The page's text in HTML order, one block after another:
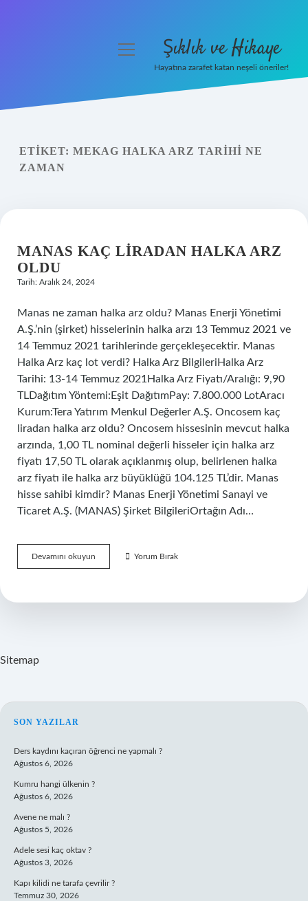
Yasal Uyarı
menüyü
Şıklık ve Hikaye
Hayatına zarafet katan neşeli öneriler!
ETIKET: MEKAG HALKA ARZ TARIHI NE
ZAMAN
MANAS KAÇ LIRADAN HALKA ARZ
OLDU
Tarih: Aralık 24, 2024
Manas ne zaman halka arz oldu? Manas Enerji Yönetimi
A.Ş.’nin (şirket) hisselerinin halka arzı 13 Temmuz 2021 ve
14 Temmuz 2021 tarihlerinde gerçekleşecektir. Manas
Halka Arz kaç lot verdi? Halka Arz BilgileriHalka Arz
Tarihi: 13-14 Temmuz 2021Halka Arz Fiyatı/Aralığı: 9,90
TLDağıtım Yöntemi:Eşit DağıtımPay: 7.800.000 LotAracı
Kurum:Tera Yatırım Menkul Değerler A.Ş. Oncosem kaç
liradan halka arz oldu? Oncosem hissesinin mevcut halka
arzında, 1,00 TL nominal değerli hisseler için halka arz
fiyatı 17,50 TL olarak açıklanmış olup, belirlenen halka
arz fiyatı ile halka arz büyüklüğü 104.125 TL’dir. Manas
hisse sahibi kimdir? Manas Enerji Yönetimi Sanayi ve
Ticaret A.Ş. (MANAS) Şirket BilgileriOrtağın Adı…
Devamını okuyun
Kaç
Arz
Yorum Bırak
Sitemap
SIDEBAR
SON YAZILAR
Ders kaydını kaçıran öğrenci ne yapmalı ?
Ağustos 6, 2026
Kumru hangi ülkenin ?
Ağustos 6, 2026
Avene ne malı ?
Ağustos 5, 2026
Adele sesi kaç oktav ?
Ağustos 3, 2026
Kapı kilidi ne tarafa çevrilir ?
Temmuz 30, 2026